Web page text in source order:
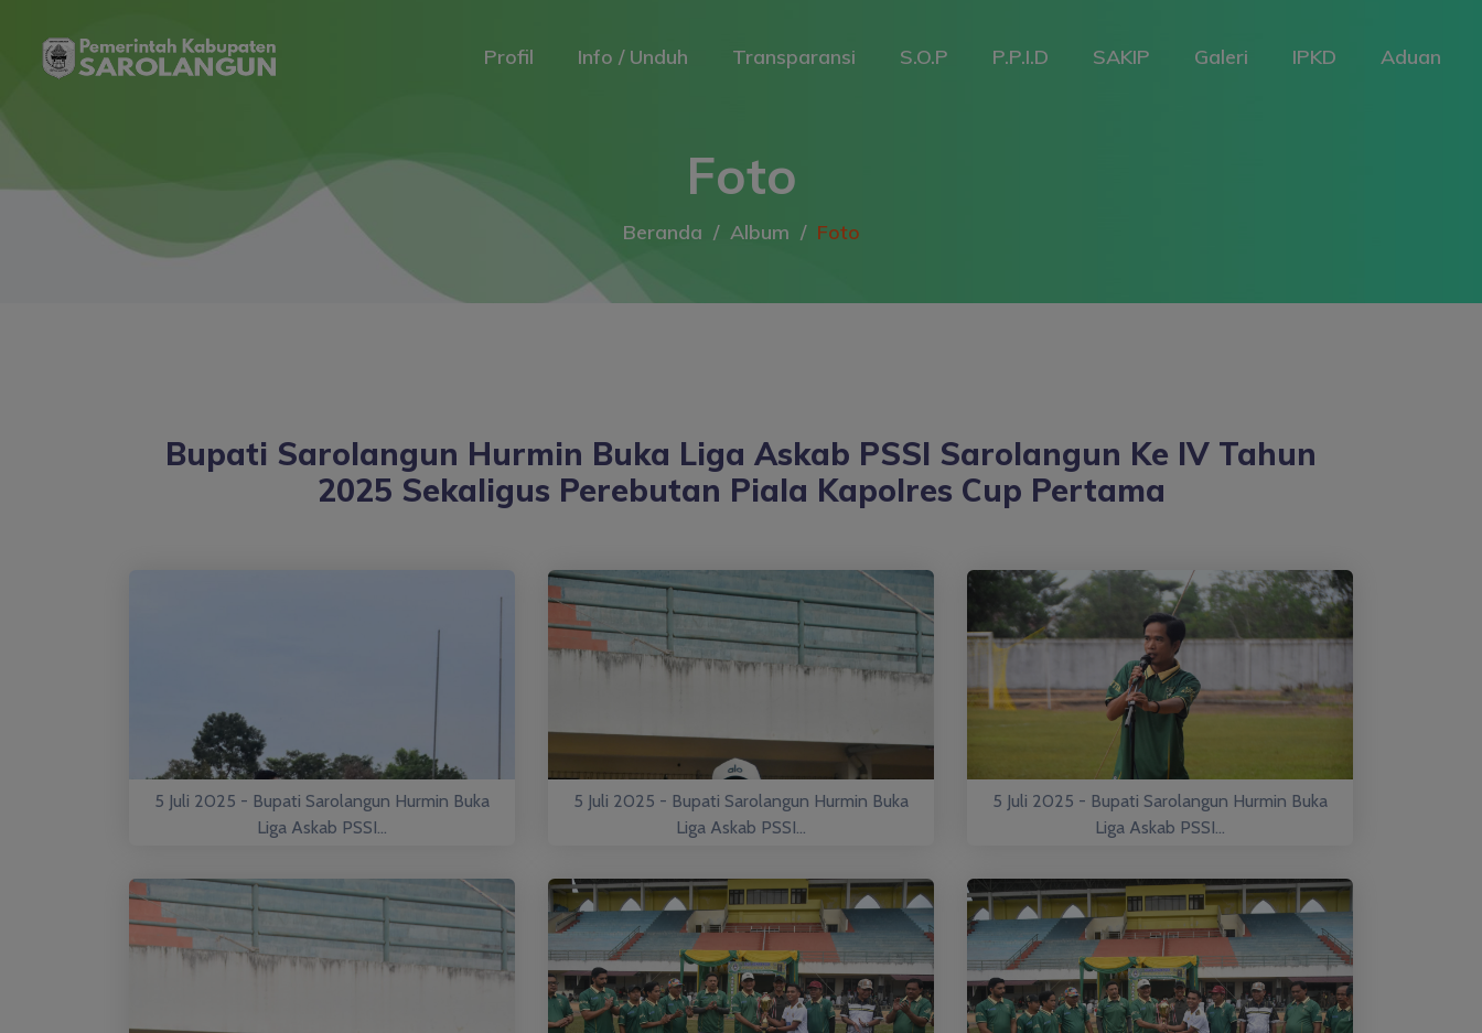
Profil Info / Unduh Transparansi S.O.P P.P.I.D SAKIP Galeri IPKD Aduan
Foto
Beranda Album Foto
Bupati Sarolangun Hurmin Buka Liga Askab PSSI Sarolangun Ke IV Tahun
2025 Sekaligus Perebutan Piala Kapolres Cup Pertama
5 Juli 2025 - Bupati Sarolangun Hurmin Buka
Liga Askab PSSI...
5 Juli 2025 - Bupati Sarolangun Hurmin Buka
Liga Askab PSSI...
5 Juli 2025 - Bupati Sarolangun Hurmin Buka
Liga Askab PSSI...